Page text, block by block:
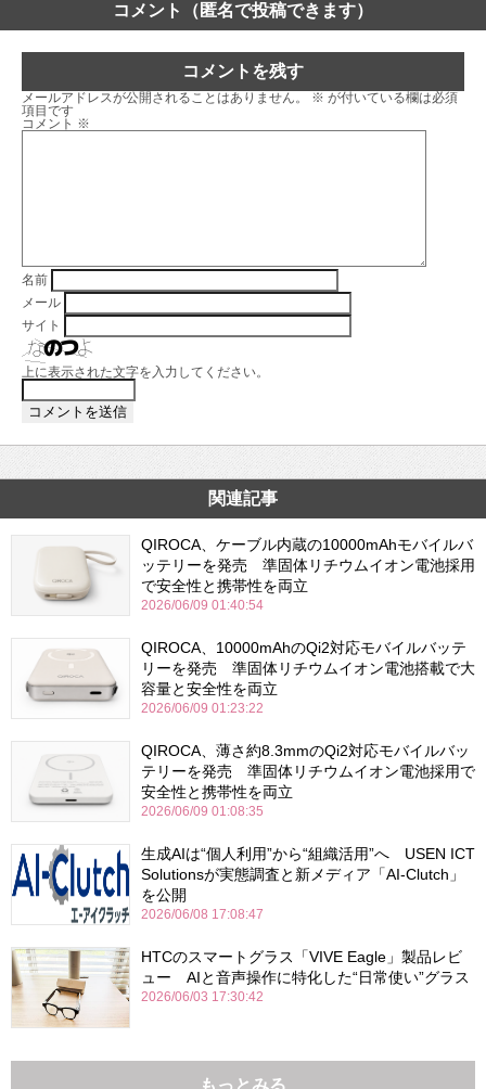
コメント（匿名で投稿できます）
コメントを残す
メールアドレスが公開されることはありません。 ※ が付いている欄は必須
項目です
コメント ※
名前
メール
サイト
上に表示された文字を入力してください。
関連記事
QIROCA、ケーブル内蔵の10000mAhモバイルバ
ッテリーを発売 準固体リチウムイオン電池採用
で安全性と携帯性を両立
2026/06/09 01:40:54
QIROCA、10000mAhのQi2対応モバイルバッテ
リーを発売 準固体リチウムイオン電池搭載で大
容量と安全性を両立
2026/06/09 01:23:22
QIROCA、薄さ約8.3mmのQi2対応モバイルバッ
テリーを発売 準固体リチウムイオン電池採用で
安全性と携帯性を両立
2026/06/09 01:08:35
生成AIは“個人利用”から“組織活用”へ USEN ICT
Solutionsが実態調査と新メディア「AI-Clutch」
を公開
2026/06/08 17:08:47
HTCのスマートグラス「VIVE Eagle」製品レビ
ュー AIと音声操作に特化した“日常使い”グラス
2026/06/03 17:30:42